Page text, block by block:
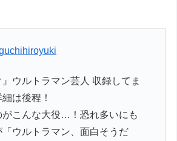
』ウルトラマン芸人 収録してま
は後程！
がこんな大役…！恐れ多いにも
ウルトラマン、面白そうだ